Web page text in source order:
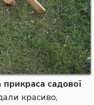
прикраса садової
красиво,